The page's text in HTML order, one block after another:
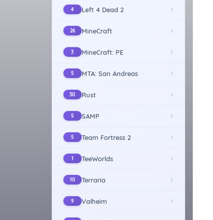
4 Left 4 Dead 2
26 MineCraft
3 MineCraft: PE
5 MTA: San Andreas
30 Rust
5 SAMP
5 Team Fortress 2
1 TeeWorlds
10 Terraria
9 Valheim